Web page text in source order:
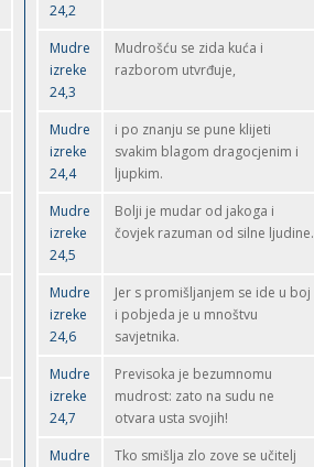
24,2
Mudre
izreke
24,3
Mudrošću se zida kuća i
razborom utvrđuje,
Mudre
izreke
24,4
i po znanju se pune klijeti
svakim blagom dragocjenim i
ljupkim.
Mudre
izreke
24,5
Bolji je mudar od jakoga i
čovjek razuman od silne ljudine.
Mudre
izreke
24,6
Jer s promišljanjem se ide u boj
i pobjeda je u mnoštvu
savjetnika.
Mudre
izreke
24,7
Previsoka je bezumnomu
mudrost: zato na sudu ne
otvara usta svojih!
Mudre
Tko smišlja zlo zove se učitelj